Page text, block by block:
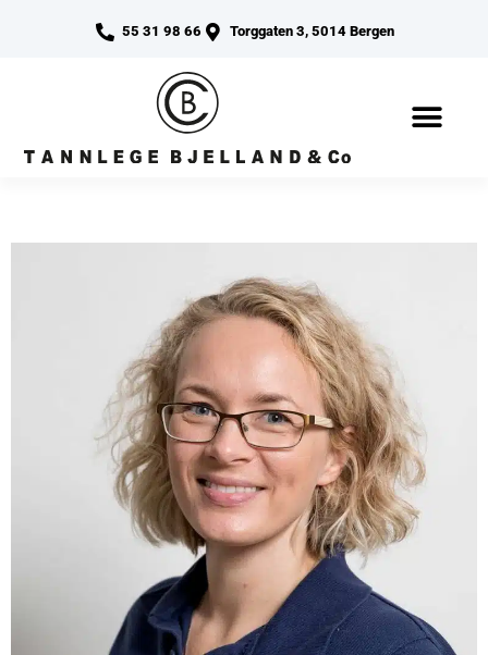
55 31 98 66 Torggaten 3, 5014 Bergen